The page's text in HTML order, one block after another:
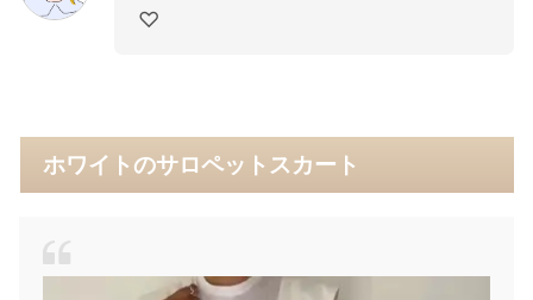
♡
ホワイトのサロペットスカート